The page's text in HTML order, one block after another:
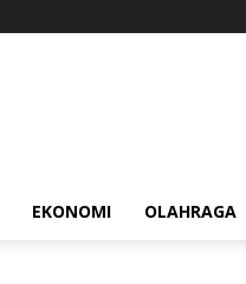
EKONOMI OLAHRAGA